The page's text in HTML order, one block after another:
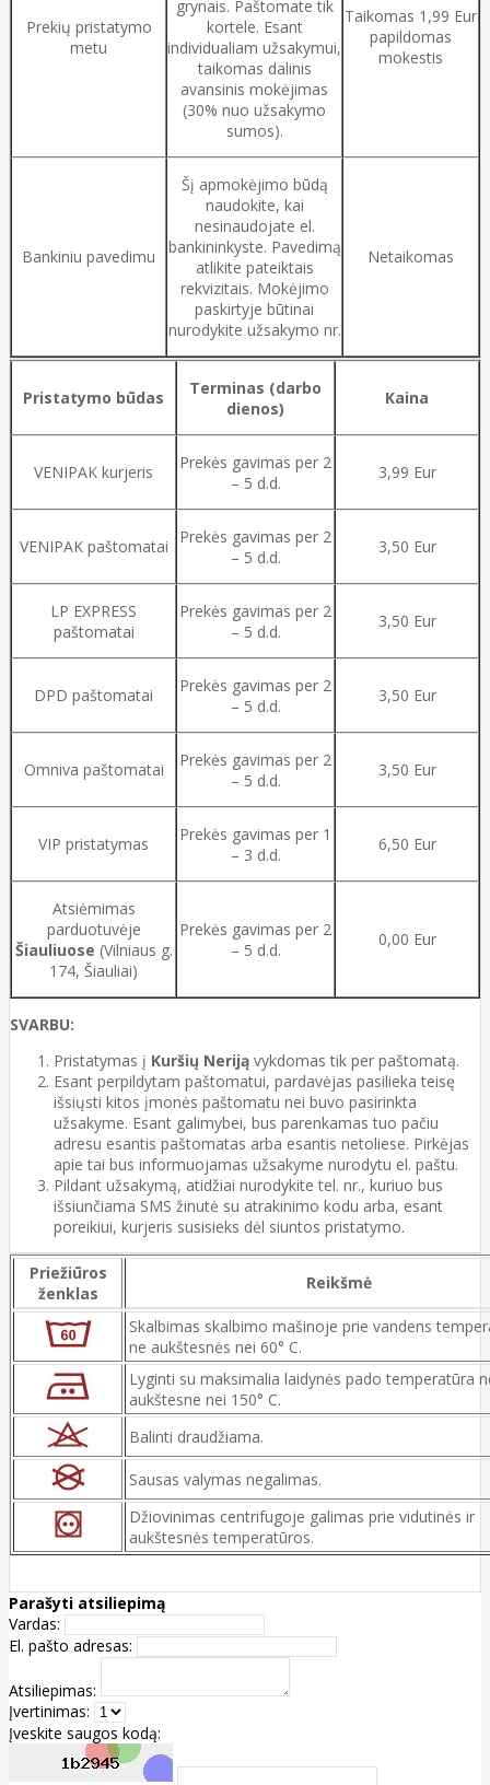
Prekių pristatymo
metu
grynais. Paštomate tik
kortele. Esant
individualiam užsakymui,
taikomas dalinis
avansinis mokėjimas
(30% nuo užsakymo
sumos).
Taikomas 1,99 Eur
papildomas
mokestis
Bankiniu pavedimu
Šį apmokėjimo būdą
naudokite, kai
nesinaudojate el.
bankininkyste. Pavedimą
atlikite pateiktais
rekvizitais. Mokėjimo
paskirtyje būtinai
nurodykite užsakymo nr.
Netaikomas
Pristatymo būdas
Terminas (darbo
dienos)
Kaina
VENIPAK kurjeris
Prekės gavimas per 2
– 5 d.d.
3,99 Eur
VENIPAK paštomatai
Prekės gavimas per 2
– 5 d.d.
3,50 Eur
LP EXPRESS
paštomatai
Prekės gavimas per 2
– 5 d.d.
3,50 Eur
DPD paštomatai
Prekės gavimas per 2
– 5 d.d.
3,50 Eur
Omniva paštomatai
Prekės gavimas per 2
– 5 d.d.
3,50 Eur
VIP pristatymas
Prekės gavimas per 1
– 3 d.d.
6,50 Eur
Atsiėmimas
parduotuvėje
Šiauliuose (Vilniaus g.
174, Šiauliai)
Prekės gavimas per 2
– 5 d.d.
0,00 Eur
SVARBU:
Pristatymas į Kuršių Neriją vykdomas tik per paštomatą.
Esant perpildytam paštomatui, pardavėjas pasilieka teisę
išsiųsti kitos įmonės paštomatu nei buvo pasirinkta
užsakyme. Esant galimybei, bus parenkamas tuo pačiu
adresu esantis paštomatas arba esantis netoliese. Pirkėjas
apie tai bus informuojamas užsakyme nurodytu el. paštu.
Pildant užsakymą, atidžiai nurodykite tel. nr., kuriuo bus
išsiunčiama SMS žinutė su atrakinimo kodu arba, esant
poreikiui, kurjeris susisieks dėl siuntos pristatymo.
Priežiūros
ženklas
Reikšmė
Skalbimas skalbimo mašinoje prie vandens
ne aukštesnės nei 60° C.
Lyginti su maksimalia laidynės pado temperatūra
aukštesne nei 150° C.
Balinti draudžiama.
Sausas valymas negalimas.
Džiovinimas centrifugoje galimas prie vidutinės ir
aukštesnės temperatūros.
Parašyti atsiliepimą
Vardas:
El. pašto adresas:
Atsiliepimas:
Įvertinimas:
Įveskite saugos kodą: